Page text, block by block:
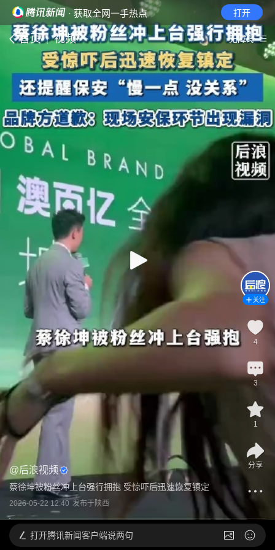
· 获取全网一手热点 打开
首页 视频 无障碍
@后浪视频
蔡徐坤被粉丝冲上台强行拥抱 受惊吓后迅速恢复镇定
2026-05-22 12:40 发布于陕西
关注
4
3
1
分享
打开腾讯新闻客户端说两句